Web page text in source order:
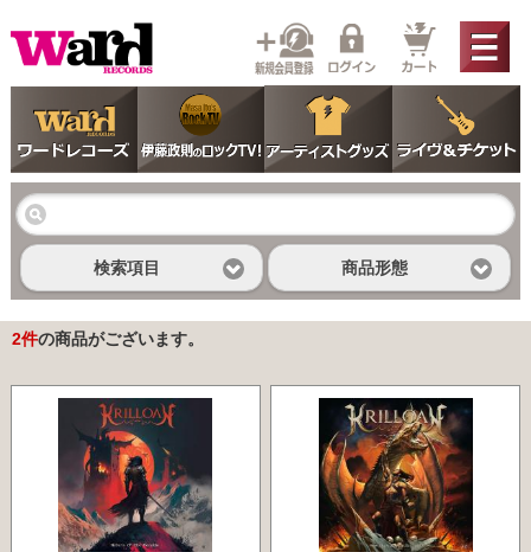
検索項目 商品形態
2件の商品がございます。